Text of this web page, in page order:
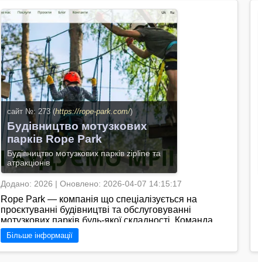
сайт №: 273 (https://rope-park.com/)
Будівництво мотузкових
парків Rope Park
Будівництво мотузкових парків zipline та
атракціонів
Додано: 2026 | Оновлено: 2026-04-07 14:15:17
Rope Park — компанія що спеціалізується на
проєктуванні будівництві та обслуговуванні
мотузкових парків будь-якої складності. Команда
створює стаціонарні та мобільні траси дитячі
маршрути висотні парки тролеї та елементи
активних атракціонів для ТРЦ баз відпочинку
Більше інформації